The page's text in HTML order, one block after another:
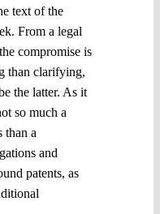
text of the
From a legal
compromise is
than clarifying,
the latter. As it
so much a
than a
and
patents, as